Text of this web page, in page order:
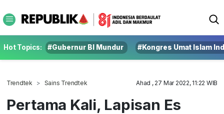
Hot Topics: #Gubernur BI Mundur #Kongres Umat Islam
Trendtek Sains Trendtek Ahad , 27 Mar 2022, 11:22 WIB
Pertama Kali, Lapisan Es